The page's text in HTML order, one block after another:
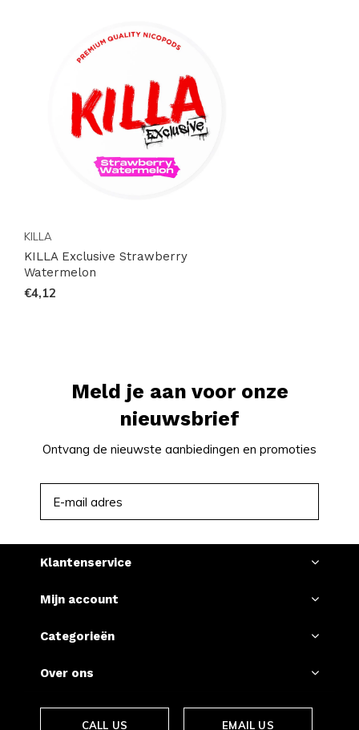
Wacht niet langer en voeg de
toe aan je winkelwagen.
Ontdek waarom zoveel klanten wereldwijd
vertrouwen op KILLAvoor hun nicotineproducten.
Bestel vandaag nog en ervaar de unieke smaak en
kwaliteit die wij te bieden hebben. Beperkte voorraad
KILLA
KILLA Exclusive Strawberry
Watermelon
€4,12
Meld je aan voor onze
nieuwsbrief
Ontvang de nieuwste aanbiedingen en promoties
Klantenservice
Mijn account
Categorieën
Over ons
CALL US EMAIL US